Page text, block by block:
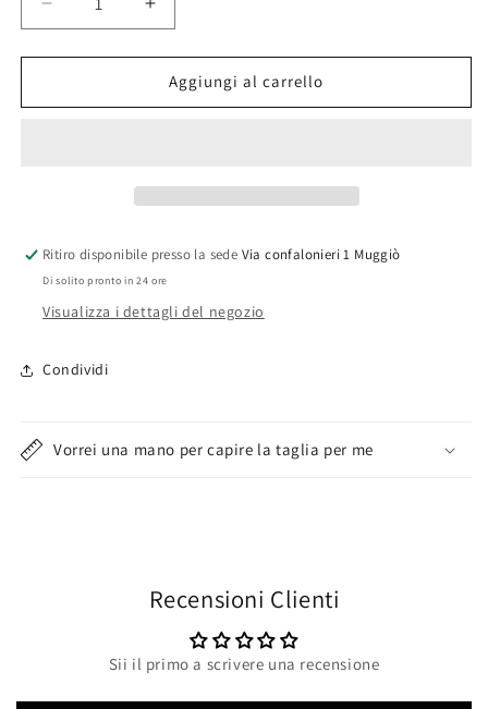
Diminuisci
quantità
per
lenzuolo
Aumenta
quantità
per
Completo
lenzuolo
Aggiungi al carrello
Ritiro disponibile presso la sede Via confalonieri 1 Muggiò
Di solito pronto in 24 ore
Visualizza i dettagli del negozio
Condividi
Vorrei una mano per capire la taglia per me
Recensioni Clienti
Sii il primo a scrivere una recensione